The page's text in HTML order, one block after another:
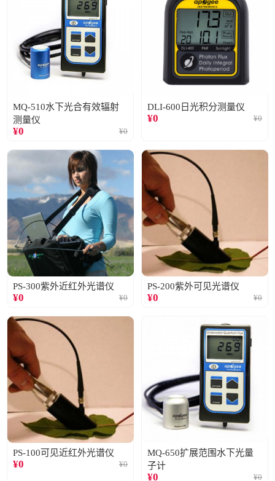
MQ-510水下光合有效辐射
测量仪
¥0 ¥0
DLI-600日光积分测量仪
¥0 ¥0
PS-300紫外近红外光谱仪
¥0 ¥0
PS-200紫外可见光谱仪
¥0 ¥0
PS-100可见近红外光谱仪
¥0 ¥0
MQ-650扩展范围水下光量
子计
¥0 ¥0